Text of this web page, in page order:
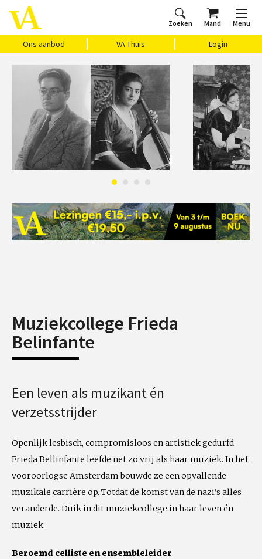
Zoeken Mand Menu
Ons aanbod VA Thuis Login
Home
Ons aanbod
Agenda
VAthuis
Over ons
Vragen?
Cadeaubon
Muziekcollege Frieda
Belinfante
Een leven als muzikant én
verzetsstrijder
Openlijk lesbisch, compromisloos en artistiek gedurfd.
Frieda Bellinfante leefde net zo vrij als haar muziek. In het
vooroorlogse Amsterdam bouwde ze een opvallende
muzikale carrière op. Totdat de komst van de nazi’s alles
veranderde. Duik in dit muziekcollege in haar leven én
muziek.
Beroemd celliste en ensembleleider